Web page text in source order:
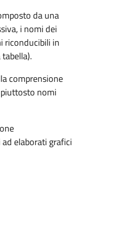
da una
i nomi dei
riconducibili in
comprensione
nomi
elaborati grafici